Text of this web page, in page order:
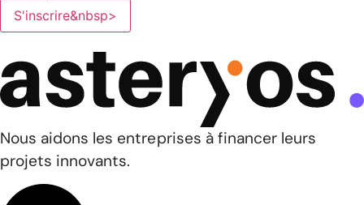
S'inscrire&nbsp>
Nous aidons les entreprises à financer leurs
projets innovants.